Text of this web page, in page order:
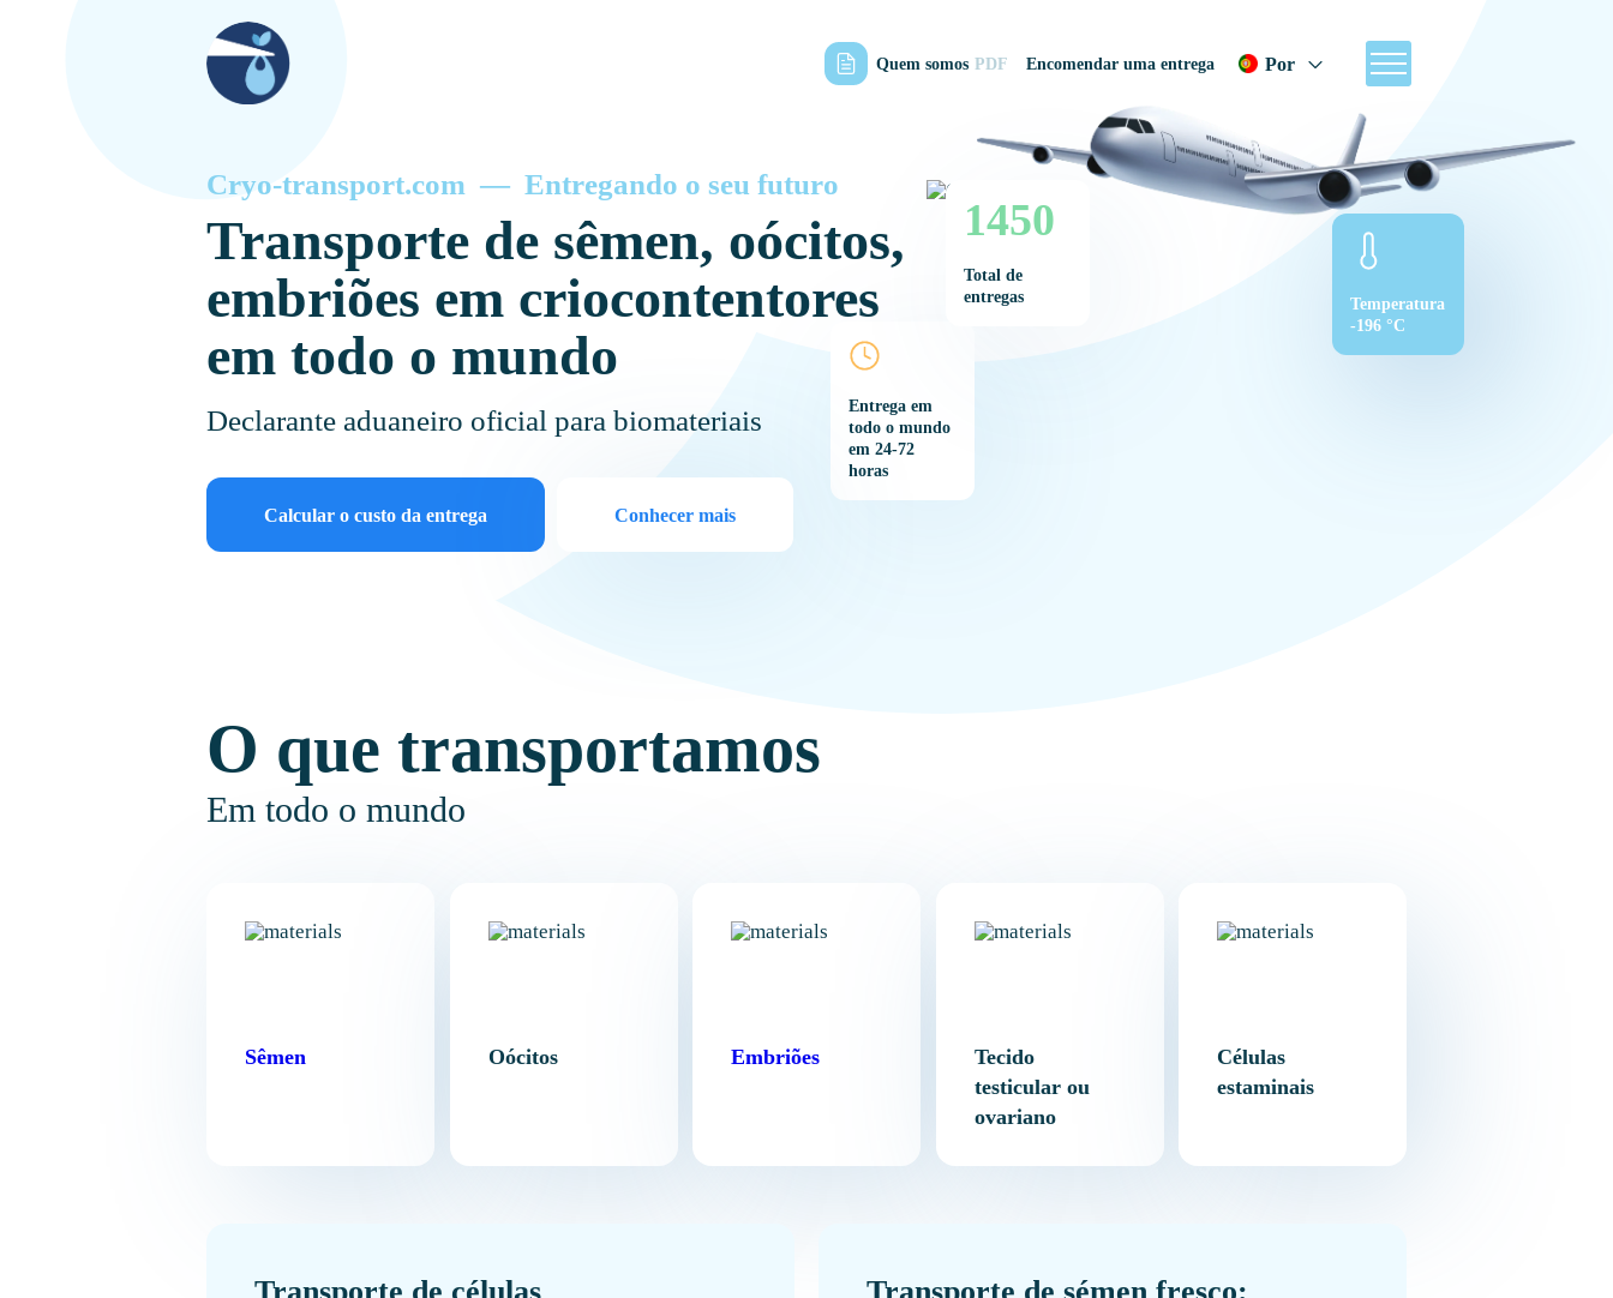
Quem somos PDF Encomendar uma entrega Por
Cryo-transport.com — Entregando o seu futuro
Transporte de sêmen, oócitos,
embriões em criocontentores
em todo o mundo
Declarante aduaneiro oficial para biomateriais
Calcular o custo da entrega Conhecer mais
Entrega em
todo o mundo
em 24-72
horas
1450
Total de
entregas
Temperatura
-196 °C
O que transportamos
Em todo o mundo
Sêmen Oócitos Embriões
Tecido
testicular ou
ovariano
Células
estaminais